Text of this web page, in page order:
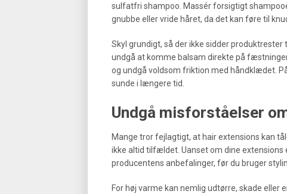
sulfatfri shampoo. Massér forsigtigt
gnubbe eller vride håret, da det kan føre til
Skyl grundigt, så der ikke sidder
undgå at komme balsam direkte på
og undgå voldsom friktion med håndklædet.
sunde i længere tid.
Undgå misforståelser
Mange tror fejlagtigt, at hair extensions kan
ikke altid tilfældet. Uanset om dine
producentens anbefalinger, før du bruger
For høj varme kan nemlig udtørre, skade eller